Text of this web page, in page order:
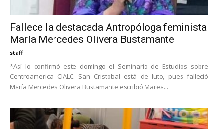
Fallece la destacada Antropóloga feminista
María Mercedes Olivera Bustamante
staff
*Así lo confirmó este domingo el Seminario de Estudios sobre
Centroamerica CIALC. San Cristóbal está de luto, pues falleció
María Mercedes Olivera Bustamante escribió Marea...